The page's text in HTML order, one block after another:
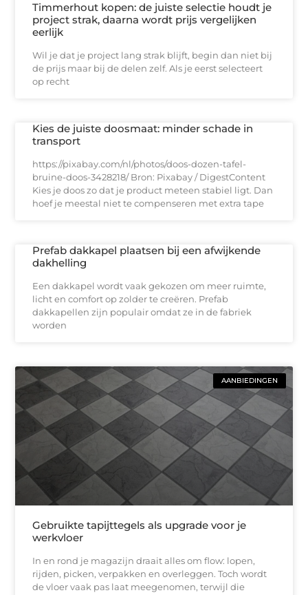
Timmerhout kopen: de juiste selectie houdt je
project strak, daarna wordt prijs vergelijken
eerlijk
Wil je dat je project lang strak blijft, begin dan niet bij
de prijs maar bij de delen zelf. Als je eerst selecteert
op recht
Kies de juiste doosmaat: minder schade in
transport
https://pixabay.com/nl/photos/doos-dozen-tafel-
bruine-doos-3428218/ Bron: Pixabay / DigestContent
Kies je doos zo dat je product meteen stabiel ligt. Dan
hoef je meestal niet te compenseren met extra tape
Prefab dakkapel plaatsen bij een afwijkende
dakhelling
Een dakkapel wordt vaak gekozen om meer ruimte,
licht en comfort op zolder te creëren. Prefab
dakkapellen zijn populair omdat ze in de fabriek
worden
AANBIEDINGEN
Gebruikte tapijttegels als upgrade voor je
werkvloer
In en rond je magazijn draait alles om flow: lopen,
rijden, picken, verpakken en overleggen. Toch wordt
de vloer vaak pas laat meegenomen, terwijl die